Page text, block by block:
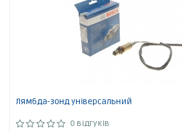
Лямбда-зонд універсальний
0 відгуків